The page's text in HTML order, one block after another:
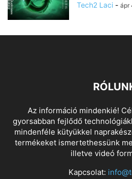
Tech2 Laci - ápr
Az információ mindenkié!
gyorsabban fejlődő
mindenféle kütyükkel
termékeket ismertethessünk
illetve videó
Kapcsolat: